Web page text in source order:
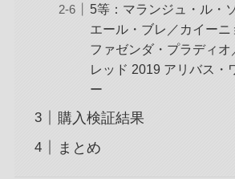
5等：マランジュ・ル・
エール・ブレ／カイー
ファゼンダ・プラディオ
レッド 2019 アリバス・
ー
購入検証結果
まとめ